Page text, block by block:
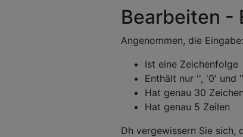
Bearbeiten -
Angenommen, die Eingabe:
Ist eine Zeichenfolge
Enthält nur '', '0' und
Hat genau 30
Hat genau 5 Zeilen
Dh vergewissern Sie sich,